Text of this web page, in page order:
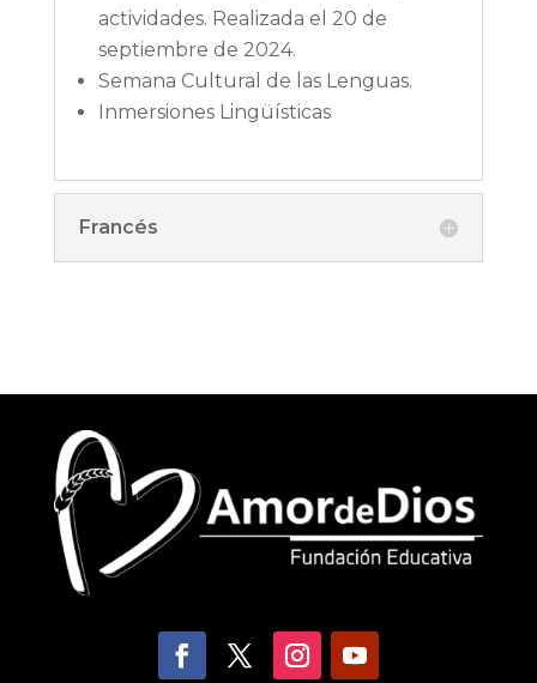
actividades. Realizada el 20 de
septiembre de 2024.
Semana Cultural de las Lenguas.
Inmersiones Lingüísticas
Francés